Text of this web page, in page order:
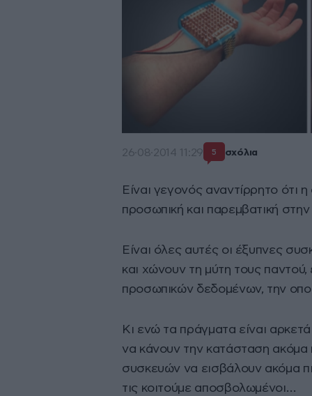
26·08·2014 11:29 5 σχόλια
Είναι γεγονός αναντίρρητο ότι
προσωπική και παρεμβατική
Είναι όλες αυτές οι έξυπνες
και χώνουν τη μύτη τους
προσωπικών δεδομένων, την
Κι ενώ τα πράγματα είναι
να κάνουν την κατάσταση ακόμα
συσκευών να εισβάλουν ακόμα
τις κοιτούμε αποσβολωμένοι…